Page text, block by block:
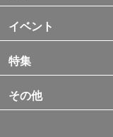
イベント
特集
その他